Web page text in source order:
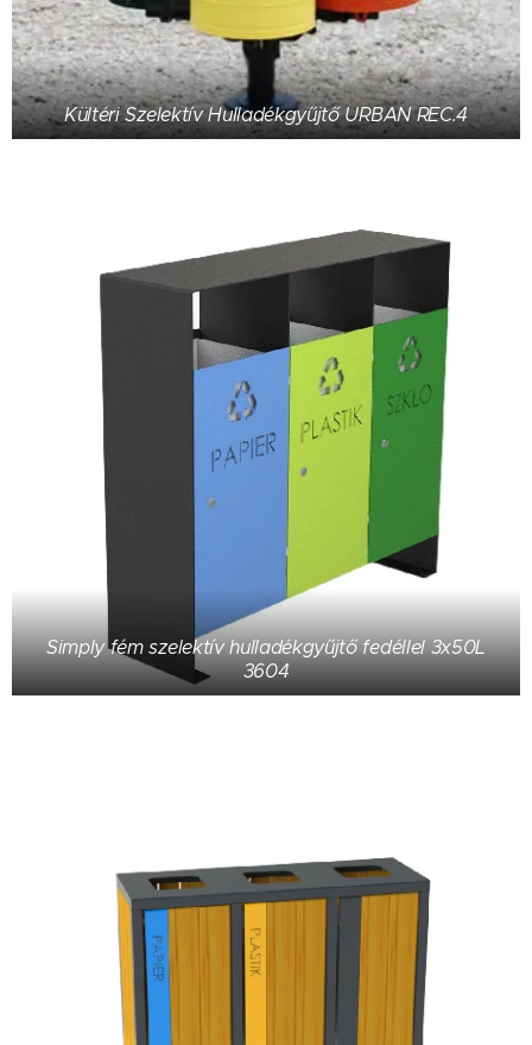
Kültéri Szelektív Hulladékgyűjtő URBAN REC.4
Simply fém szelektív hulladékgyűjtő fedéllel 3x50L
3604